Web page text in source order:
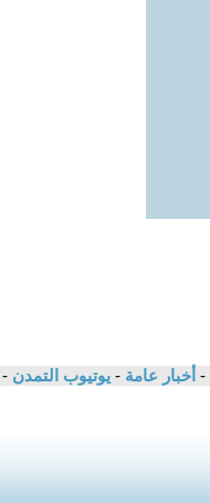
- أخبار عامة - يوتيوب التمدن -